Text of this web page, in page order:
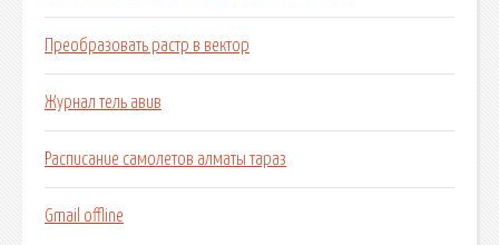
Преобразовать растр в вектор
Журнал тель авив
Расписание самолетов алматы тараз
Gmail offline